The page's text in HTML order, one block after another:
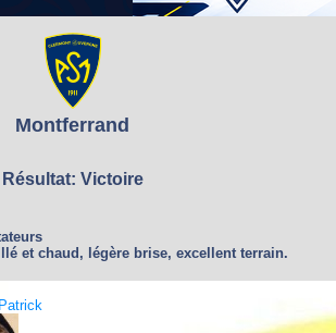
Montferrand
Résultat: Victoire
et chaud, légère brise, excellent terrain.